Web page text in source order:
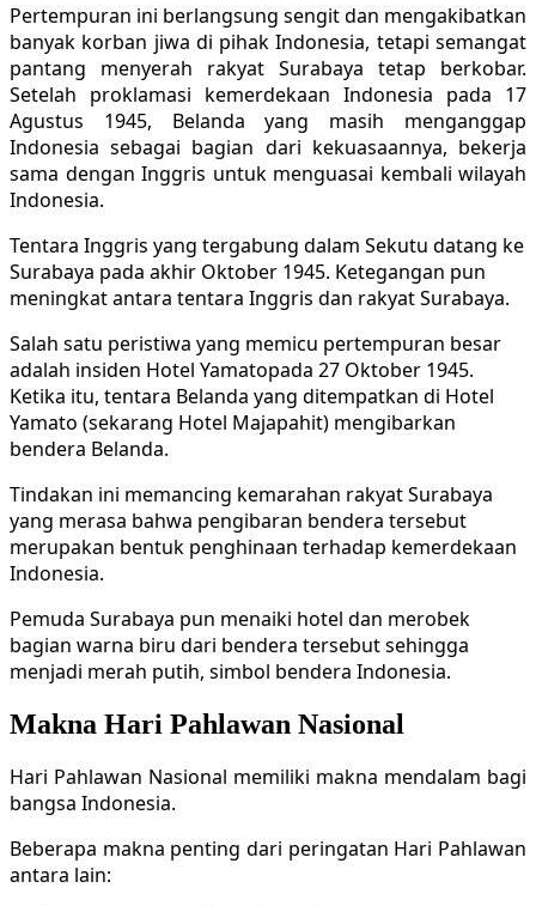
Pertempuran ini berlangsung sengit dan mengakibatkan
banyak korban jiwa di pihak Indonesia, tetapi semangat
pantang menyerah rakyat Surabaya tetap berkobar.
Setelah proklamasi kemerdekaan Indonesia pada 17
Agustus 1945, Belanda yang masih menganggap
Indonesia sebagai bagian dari kekuasaannya, bekerja
sama dengan Inggris untuk menguasai kembali wilayah
Indonesia.
Tentara Inggris yang tergabung dalam Sekutu datang ke
Surabaya pada akhir Oktober 1945. Ketegangan pun
meningkat antara tentara Inggris dan rakyat Surabaya.
Salah satu peristiwa yang memicu pertempuran besar
adalah insiden Hotel Yamatopada 27 Oktober 1945.
Ketika itu, tentara Belanda yang ditempatkan di Hotel
Yamato (sekarang Hotel Majapahit) mengibarkan
bendera Belanda.
Tindakan ini memancing kemarahan rakyat Surabaya
yang merasa bahwa pengibaran bendera tersebut
merupakan bentuk penghinaan terhadap kemerdekaan
Indonesia.
Pemuda Surabaya pun menaiki hotel dan merobek
bagian warna biru dari bendera tersebut sehingga
menjadi merah putih, simbol bendera Indonesia.
Makna Hari Pahlawan Nasional
Hari Pahlawan Nasional memiliki makna mendalam bagi
bangsa Indonesia.
Beberapa makna penting dari peringatan Hari Pahlawan
antara lain: